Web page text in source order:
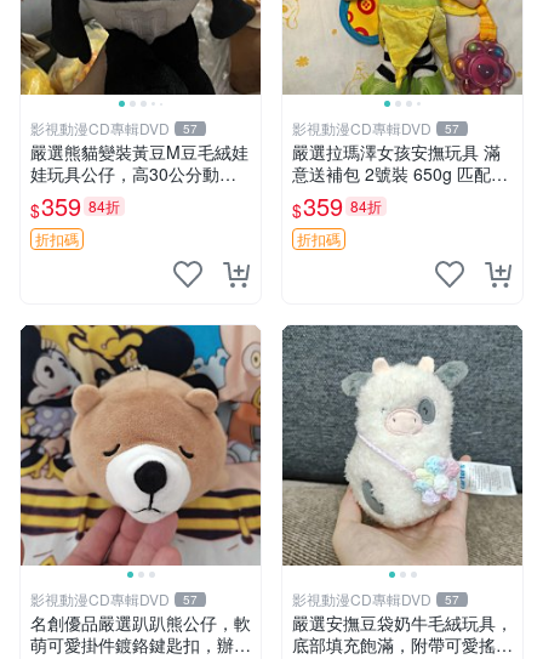
影視動漫CD專輯DVD 57
嚴選熊貓變裝黃豆M豆毛絨娃
娃玩具公仔，高30公分動漫
周邊 熊貓 變裝 公仔
$359 84折
折扣碼
影視動漫CD專輯DVD 57
嚴選拉瑪澤女孩安撫玩具 滿
意送補包 2號裝 650g 匹配嬰
幼童舒壓好伴侶 女孩專用 安
心選擇 安撫玩偶 衝包 玩具
$359 84折
折扣碼
影視動漫CD專輯DVD 57
名創優品嚴選趴趴熊公仔，軟
萌可愛掛件鍍鉻鍵匙扣，辦公
影視動漫CD專輯DVD 57
嚴選安撫豆袋奶牛毛絨玩具，
底部填充飽滿，附帶可愛搖